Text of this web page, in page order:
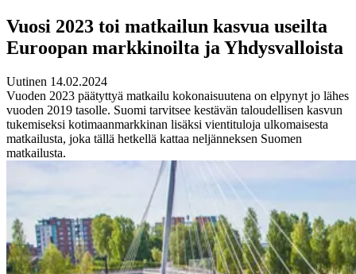
Vuosi 2023 toi matkailun kasvua useilta
Euroopan markkinoilta ja Yhdysvalloista
Uutinen 14.02.2024
Vuoden 2023 päätyttyä matkailu kokonaisuutena on elpynyt jo lähes
vuoden 2019 tasolle. Suomi tarvitsee kestävän taloudellisen kasvun
tukemiseksi kotimaanmarkkinan lisäksi vientituloja ulkomaisesta
matkailusta, joka tällä hetkellä kattaa neljänneksen Suomen
matkailusta.